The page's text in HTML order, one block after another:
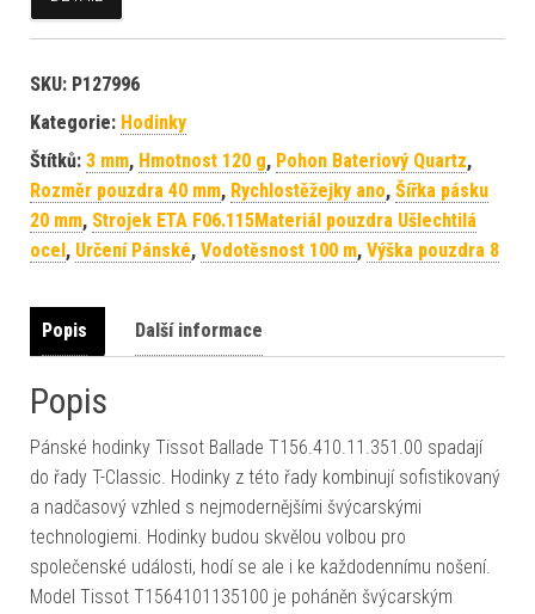
SKU: P127996
Kategorie: Hodinky
Štítků: 3 mm, Hmotnost 120 g, Pohon Bateriový Quartz,
Rozměr pouzdra 40 mm, Rychlostěžejky ano, Šířka pásku
20 mm, Strojek ETA F06.115Materiál pouzdra Ušlechtilá
ocel , Určení Pánské, Vodotěsnost 100 m, Výška pouzdra 8
Popis Další informace
Popis
Pánské hodinky Tissot Ballade T156.410.11.351.00 spadají
do řady T-Classic. Hodinky z této řady kombinují sofistikovaný
a nadčasový vzhled s nejmodernějšími švýcarskými
technologiemi. Hodinky budou skvělou volbou pro
společenské události, hodí se ale i ke každodennímu nošení.
Model Tissot T1564101135100 je poháněn švýcarským